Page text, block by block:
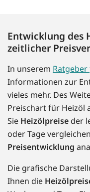
Entwicklung des
zeitlicher
In unserem Ratgeber
Informationen zur
vieles mehr. Des
Preischart für Heizöl
Sie Heizölpreise der
oder Tage
Preisentwicklung
Die grafische
Ihnen die